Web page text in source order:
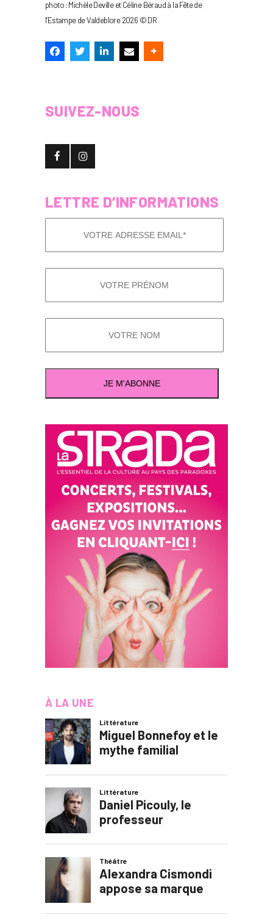
photo : Michèle Deville et Céline Béraud à la Fête de
l’Estampe de Valdeblore 2026 © DR
SUIVEZ-NOUS
LETTRE D’INFORMATIONS
À LA UNE